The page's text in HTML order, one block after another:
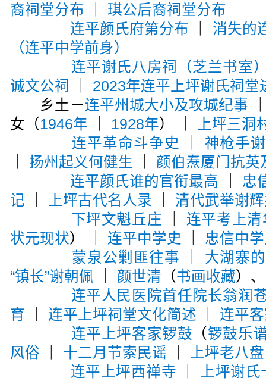
裔祠堂分布
琪公后裔祠堂分布
连平颜氏府第分布
消失的
（连平中学前身）
连平谢氏八房祠（芝兰书室
诚文公祠
2023年连平上坪谢氏祠堂
乡土－连平州城大小及攻城纪事
女（1946年 1928年） ｜
上坪三洞
连平革命斗争史
神枪手
扬州起义何健生
颜伯焘厦门抗英
连平颜氏谁的官衔最高
忠
记
上坪古代名人录
清代武举谢
下坪文魁丘庄
连平考上
状元现状） ｜ 连平中学史
忠信中
蒙泉公剿匪往事
大湖寨
“镇长”谢朝佩
颜世清 （书画收藏）、
连平人民医院首任院长翁润
育
连平上坪祠堂文化简述
连平
连平上坪客家锣鼓 （锣鼓乐
风俗
十二月节索民谣 上坪老八盘
连平上坪西禅寺
上坪谢